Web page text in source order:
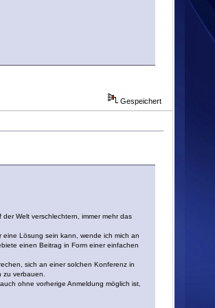
Gespeichert
Welt verschlechtern, immer mehr das
Lösung sein kann, wende ich mich an
einen Beitrag in Form einer einfachen
sich an einer solchen Konferenz in
verbauen.
ohne vorherige Anmeldung möglich ist,